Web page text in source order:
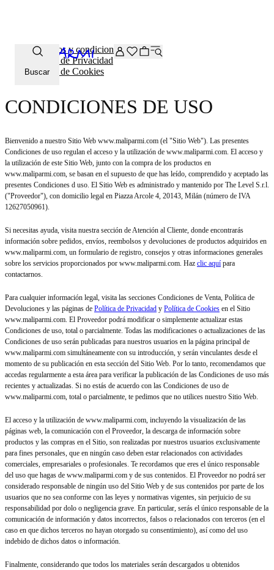
-20% extra en la selección Archive. Introduce el código
Buscar
Términos y condiciones
Política de Privacidad
Política de Cookies
CONDICIONES DE USO
Bienvenido a nuestro Sitio Web www.maliparmi.com (el "Sitio Web"). Las presentes
Condiciones de uso regulan el acceso y la utilización de www.maliparmi.com. El acceso y
la utilización de este Sitio Web, junto con la compra de los productos en
www.maliparmi.com, se basan en el supuesto de que has leído, comprendido y aceptado las
presentes Condiciones d uso. El Sitio Web es administrado y mantenido por The Level S.r.l.
("Proveedor"), con domicilio legal en Piazza Arcole 4, 20143, Milán (número de IVA
12627050961).
Si necesitas ayuda, visita nuestra sección de Atención al Cliente, donde encontrarás
información sobre pedidos, envíos, reembolsos y devoluciones de productos adquiridos en
www.maliparmi.com, un formulario de registro, consejos y otras informaciones generales
sobre los servicios proporcionados por www.maliparmi.com. Haz clic aquí para
contactarnos.
Para cualquier información legal, visita las secciones Condiciones de Venta, Política de
Devoluciones y las páginas de Política de Privacidad y Política de Cookies en el Sitio
www.maliparmi.com. El Proveedor podrá modificar o simplemente actualizar estas
Condiciones de uso, total o parcialmente. Todas las modificaciones o actualizaciones de las
Condiciones de uso serán publicadas para nuestros usuarios en la página principal de
www.maliparmi.com simultáneamente con su introducción, y serán vinculantes desde el
momento de su publicación en esta sección del Sitio Web. Por lo tanto, recomendamos que
accedas regularmente a esta área para verificar la publicación de las Condiciones de uso más
recientes y actualizadas. Si no estás de acuerdo con las Condiciones de uso de
www.maliparmi.com, total o parcialmente, te pedimos que no utilices nuestro Sitio Web.
El acceso y la utilización de www.maliparmi.com, incluyendo la visualización de las
páginas web, la comunicación con el Proveedor, la descarga de información sobre
productos y las compras en el Sitio, son realizadas por nuestros usuarios exclusivamente
para fines personales, que en ningún caso deben estar relacionados con actividades
comerciales, empresariales o profesionales. Te recordamos que eres el único responsable
del uso que hagas de www.maliparmi.com y de sus contenidos. El Proveedor no podrá ser
considerado responsable de ningún uso del Sitio Web y de sus contenidos por parte de los
usuarios que no sea conforme con las leyes y normativas vigentes, sin perjuicio de su
responsabilidad por dolo o negligencia grave. En particular, serás el único responsable de la
comunicación de información y datos incorrectos, falsos o relacionados con terceros (en el
caso en que dichos terceros no hayan otorgado su consentimiento), así como del uso
indebido de dichos datos o información.
Finalmente, considerando que todos los materiales serán descargados u obtenidos